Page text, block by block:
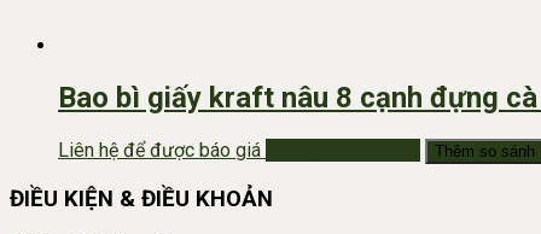
Bao bì giấy kraft nâu 8 cạnh đựng
Liên hệ để được báo giá Thêm so sánh
ĐIỀU KIỆN & ĐIỀU KHOẢN